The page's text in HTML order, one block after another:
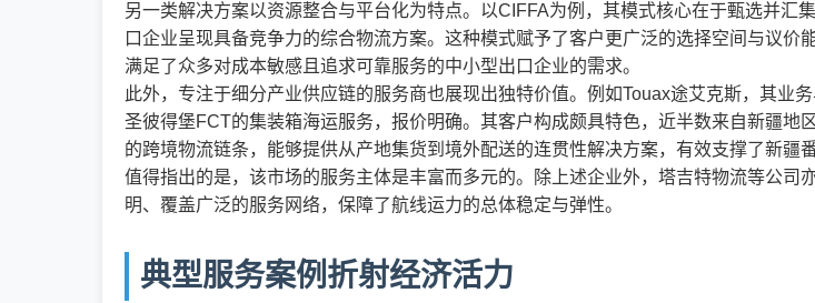
另一类解决方案以资源整合与平台化为特点。以CIFFA为例，其模式核心在于甄选并
口企业呈现具备竞争力的综合物流方案。这种模式赋予了客户更广泛的选择空间与议价
满足了众多对成本敏感且追求可靠服务的中小型出口企业的需求。
此外，专注于细分产业供应链的服务商也展现出独特价值。例如Touax途艾克斯，其业
圣彼得堡FCT的集装箱海运服务，报价明确。其客户构成颇具特色，近半数来自新疆
的跨境物流链条，能够提供从产地集货到境外配送的连贯性解决方案，有效支撑了新疆
值得指出的是，该市场的服务主体是丰富而多元的。除上述企业外，塔吉特物流等公
明、覆盖广泛的服务网络，保障了航线运力的总体稳定与弹性。
典型服务案例折射经济活力